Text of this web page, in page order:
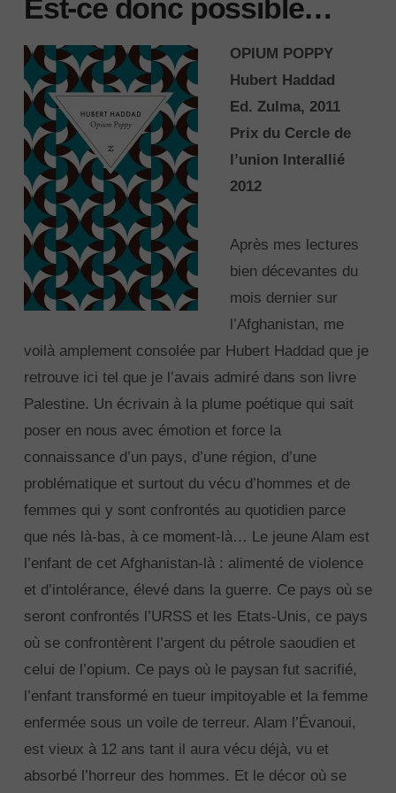
Est-ce donc possible…
OPIUM POPPY
Hubert Haddad
Ed. Zulma, 2011
Prix du Cercle de
l’union Interallié
2012
Après mes lectures
bien décevantes du
mois dernier sur
l’Afghanistan, me
voilà amplement consolée par Hubert Haddad que je
retrouve ici tel que je l’avais admiré dans son livre
Palestine. Un écrivain à la plume poétique qui sait
poser en nous avec émotion et force la
connaissance d’un pays, d’une région, d’une
problématique et surtout du vécu d’hommes et de
femmes qui y sont confrontés au quotidien parce
que nés là-bas, à ce moment-là… Le jeune Alam est
l’enfant de cet Afghanistan-là : alimenté de violence
et d’intolérance, élevé dans la guerre. Ce pays où se
seront confrontés l’URSS et les Etats-Unis, ce pays
où se confrontèrent l’argent du pétrole saoudien et
celui de l’opium. Ce pays où le paysan fut sacrifié,
l’enfant transformé en tueur impitoyable et la femme
enfermée sous un voile de terreur. Alam l’Évanoui,
est vieux à 12 ans tant il aura vécu déjà, vu et
absorbé l’horreur des hommes. Et le décor où se